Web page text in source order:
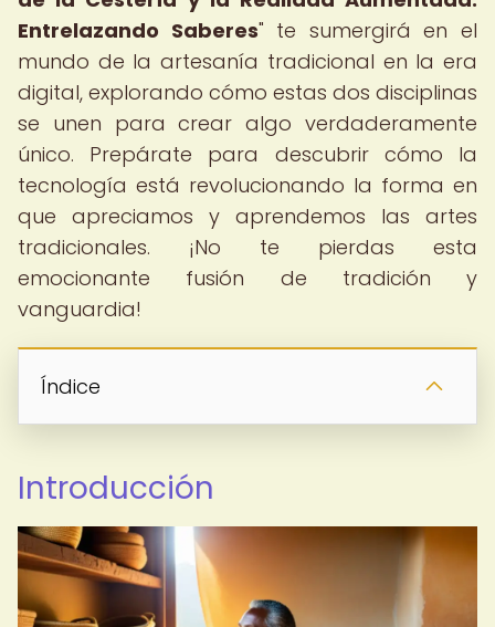
Entrelazando Saberes" te sumergirá en el
mundo de la artesanía tradicional en la era
digital, explorando cómo estas dos disciplinas
se unen para crear algo verdaderamente
único. Prepárate para descubrir cómo la
tecnología está revolucionando la forma en
que apreciamos y aprendemos las artes
tradicionales. ¡No te pierdas esta
emocionante fusión de tradición y
vanguardia!
Índice
Introducción